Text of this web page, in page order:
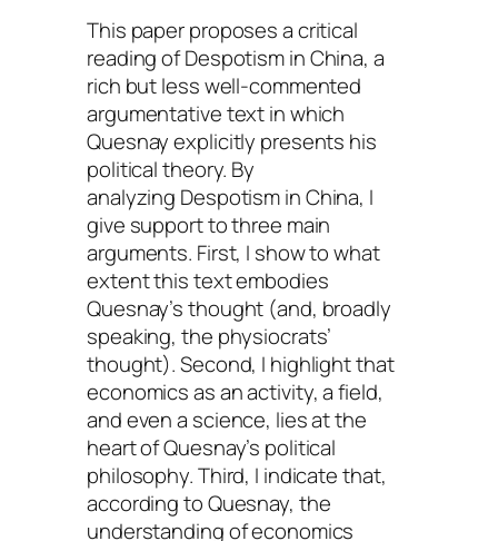
This paper proposes a critical
reading ofDespotism in China, a
rich but less well-commented
argumentative text in which
Quesnay explicitly presents his
political theory. By
analyzing Despotism in China, I
give support to three main
arguments. First, I show to what
extent this text embodies
Quesnay’s thought (and, broadly
speaking, the physiocrats’
thought). Second, I highlight that
economics as an activity, a field,
and even a science, lies at the
heart of Quesnay’s political
philosophy. Third, I indicate that,
according to Quesnay, the
understanding of economics